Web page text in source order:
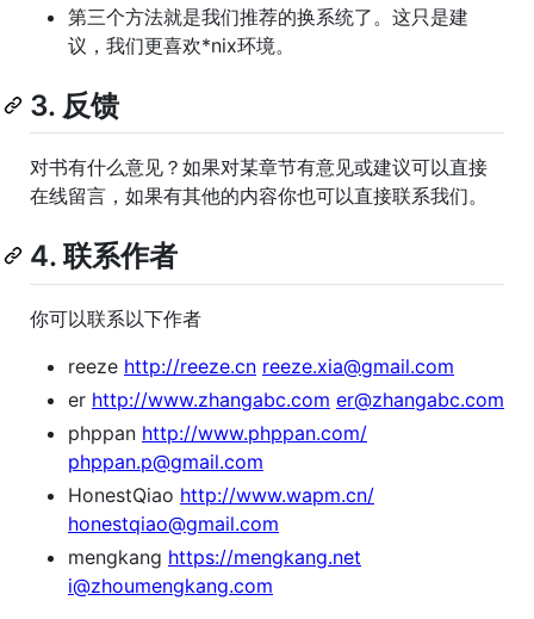
第三个方法就是我们推荐的换系统了。这只是建
议，我们更喜欢*nix环境。
3. 反馈
对书有什么意见？如果对某章节有意见或建议可以直接
在线留言，如果有其他的内容你也可以直接联系我们。
4. 联系作者
你可以联系以下作者
reeze http://reeze.cn reeze.xia@gmail.com
er http://www.zhangabc.com er@zhangabc.com
phppan http://www.phppan.com/
phppan.p@gmail.com
HonestQiao http://www.wapm.cn/
honestqiao@gmail.com
mengkang https://mengkang.net
i@zhoumengkang.com